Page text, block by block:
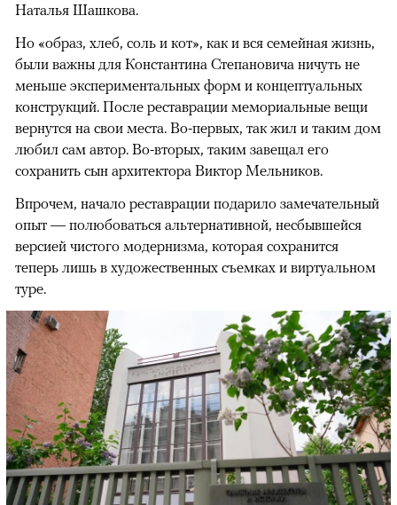
Наталья Шашкова.
Но «образ, хлеб, соль и кот», как и вся семейная жизнь,
были важны для Константина Степановича ничуть не
меньше экспериментальных форм и концептуальных
конструкций. После реставрации мемориальные вещи
вернутся на свои места. Во-первых, так жил и таким дом
любил сам автор. Во-вторых, таким завещал его
сохранить сын архитектора Виктор Мельников.
Впрочем, начало реставрации подарило замечательный
опыт — полюбоваться альтернативной, несбывшейся
версией чистого модернизма, которая сохранится
теперь лишь в художественных съемках и виртуальном
туре.